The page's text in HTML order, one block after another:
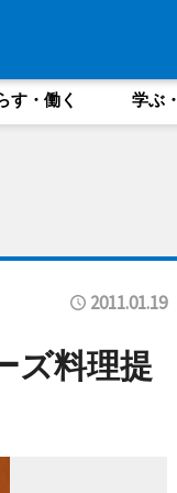
す・働く 学ぶ
2011.01.19
ズ料理提